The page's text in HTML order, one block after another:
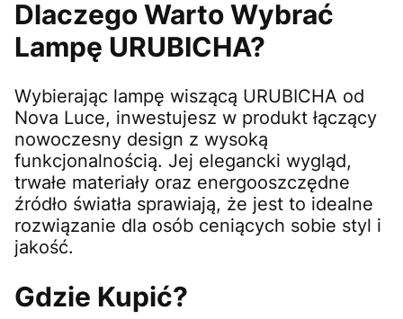
Dlaczego Warto Wybrać
Lampę URUBICHA?
Wybierając lampę wiszącą URUBICHA od
Nova Luce, inwestujesz w produkt łączący
nowoczesny design z wysoką
funkcjonalnością. Jej elegancki wygląd,
trwałe materiały oraz energooszczędne
źródło światła sprawiają, że jest to idealne
rozwiązanie dla osób ceniących sobie styl i
jakość.
Gdzie Kupić?